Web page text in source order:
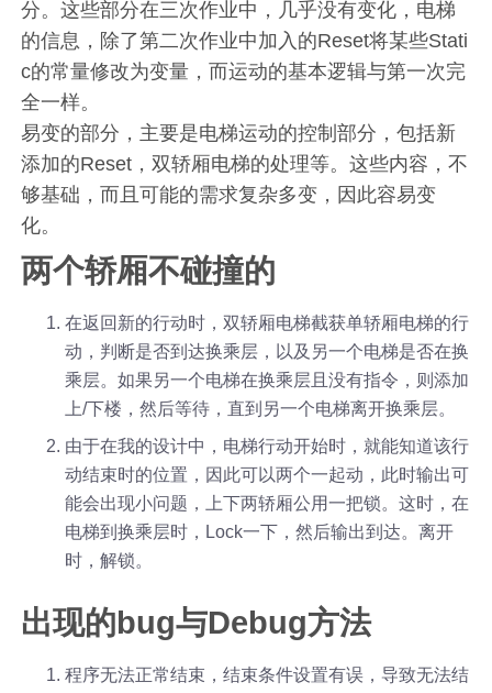
分。这些部分在三次作业中，几乎没有变化，电梯
的信息，除了第二次作业中加入的Reset将某些Stati
c的常量修改为变量，而运动的基本逻辑与第一次完
全一样。
易变的部分，主要是电梯运动的控制部分，包括新
添加的Reset，双轿厢电梯的处理等。这些内容，不
够基础，而且可能的需求复杂多变，因此容易变
化。
两个轿厢不碰撞的
在返回新的行动时，双轿厢电梯截获单轿厢电梯的行
动，判断是否到达换乘层，以及另一个电梯是否在换
乘层。如果另一个电梯在换乘层且没有指令，则添加
上/下楼，然后等待，直到另一个电梯离开换乘层。
由于在我的设计中，电梯行动开始时，就能知道该行
动结束时的位置，因此可以两个一起动，此时输出可
能会出现小问题，上下两轿厢公用一把锁。这时，在
电梯到换乘层时，Lock一下，然后输出到达。离开
时，解锁。
出现的bug与Debug方法
程序无法正常结束，结束条件设置有误，导致无法结